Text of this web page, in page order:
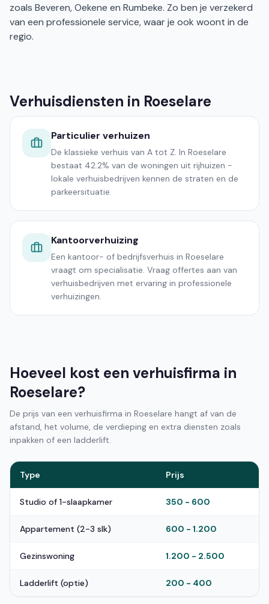
zoals Beveren, Oekene en Rumbeke. Zo ben je verzekerd
van een professionele service, waar je ook woont in de
regio.
Verhuisdiensten in Roeselare
Particulier verhuizen
De klassieke verhuis van A tot Z. In Roeselare
bestaat 42.2% van de woningen uit rijhuizen -
lokale verhuisbedrijven kennen de straten en de
parkeersituatie.
Kantoorverhuizing
Een kantoor- of bedrijfsverhuis in Roeselare
vraagt om specialisatie. Vraag offertes aan van
verhuisbedrijven met ervaring in professionele
verhuizingen.
Hoeveel kost een verhuisfirma in
Roeselare?
De prijs van een verhuisfirma in Roeselare hangt af van de
afstand, het volume, de verdieping en extra diensten zoals
inpakken of een ladderlift.
Type Prijs
Studio of 1-slaapkamer 350 - 600
Appartement (2-3 slk) 600 - 1.200
Gezinswoning 1.200 - 2.500
Ladderlift (optie) 200 - 400